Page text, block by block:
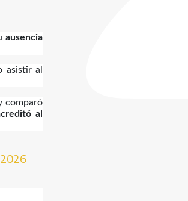
ausencia
asistir al
comparó
al